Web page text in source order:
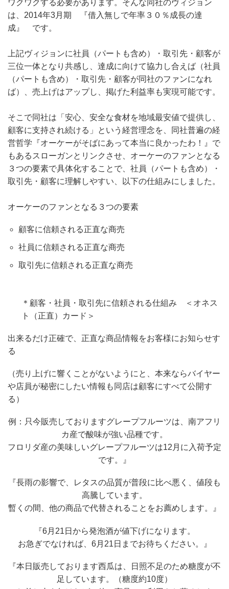
ワクワクする必要があります。そんな同社のヴィジョン
は、2014年3月期 『借入無しで年率３０％成長の達
成』 です。
上記ヴィジョンに社員（パートも含め）・取引先・顧客が
三位一体となり共感し、達成に向けて協力し合えば（社員
（パートも含め）・取引先・顧客が同社のファンになれ
ば）、売上げはアップし、掲げた利益率も実現可能です。
そこで同社は「安心、安全な食材を地域最安値で提供し、
顧客に支持され続ける」という経営理念を、同社普遍の経
営哲学『オーケーがそばにあって本当に良かったわ！』で
もあるスローガンとリンクさせ、オーケーのファンとなる
３つの要素で具体化することで、社員（パートも含め）・
取引先・顧客に理解しやすい、以下の仕組みにしました。
オーケーのファンとなる３つの要素
顧客に信頼される正直な商売
社員に信頼される正直な商売
取引先に信頼される正直な商売
＊顧客・社員・取引先に信頼される仕組み ＜オネス
ト（正直）カード＞
出来るだけ正確で、正直な商品情報をお客様にお知らせす
る
（売り上げに響くことがないようにと、本来ならバイヤー
や店員が秘密にしたい情報も同店は顧客にすべて公開す
る）
例：只今販売しておりますグレープフルーツは、南アフリ
カ産で酸味が強い品種です。
フロリダ産の美味しいグレープフルーツは12月に入荷予定
です。』
『長雨の影響で、レタスの品質が普段に比べ悪く、値段も
高騰しています。
暫くの間、他の商品で代替されることをお薦めします。』
『6月21日から発泡酒が値下げになります。
お急ぎでなければ、6月21日までお待ちください。』
『本日販売しております西瓜は、日照不足のため糖度が不
足しています。（糖度約10度）